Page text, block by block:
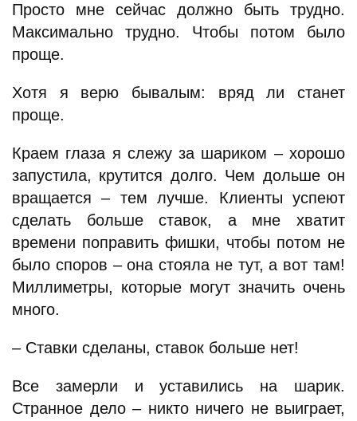
Просто мне сейчас должно быть трудно.
Максимально трудно. Чтобы потом было
проще.
Хотя я верю бывалым: вряд ли станет
проще.
Краем глаза я слежу за шариком – хорошо
запустила, крутится долго. Чем дольше он
вращается – тем лучше. Клиенты успеют
сделать больше ставок, а мне хватит
времени поправить фишки, чтобы потом не
было споров – она стояла не тут, а вот там!
Миллиметры, которые могут значить очень
много.
– Ставки сделаны, ставок больше нет!
Все замерли и уставились на шарик.
Странное дело – никто ничего не выиграет,